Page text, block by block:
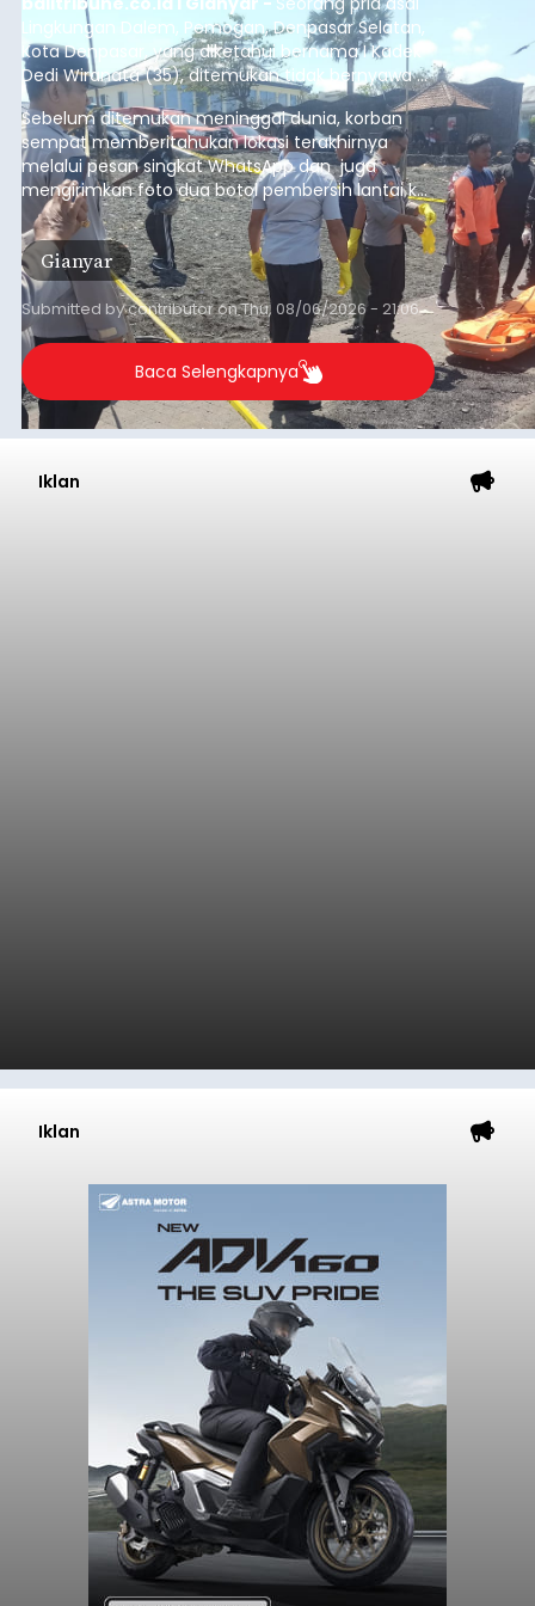
Lingkungan Dalem, Pemogan, Denpasar Selatan,
Kota Denpasar, yang diketahui bernama I Kadek
Dedi Wiranata (35), ditemukan tidak bernyawa di
pesisir Pantai Purnama, Sukawati.
Sebelum ditemukan meninggal dunia, korban
sempat memberitahukan lokasi terakhirnya
melalui pesan singkat WhatsApp dan juga
mengirimkan foto dua botol pembersih lantai ke
istrinya.
Gianyar
Submitted bycontributoronThu, 08/06/2026 - 21:06
Baca Selengkapnya
Iklan
Iklan